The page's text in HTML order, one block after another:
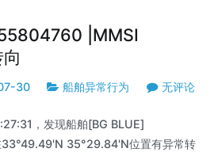
|MMSI
30 船舶异常行为 无评论
，发现船舶[BG BLUE]
35°29.84'N位置有异常转